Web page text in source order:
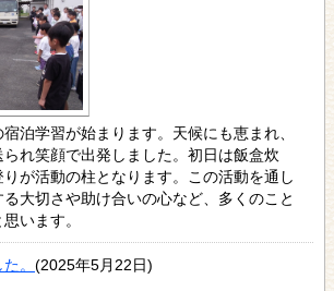
泊学習が始まります。天候にも恵まれ、
れ笑顔で出発しました。初日は飯盒炊
が活動の柱となります。この活動を通し
大切さや助け合いの心など、多くのこと
います。
。 (2025年5月22日)